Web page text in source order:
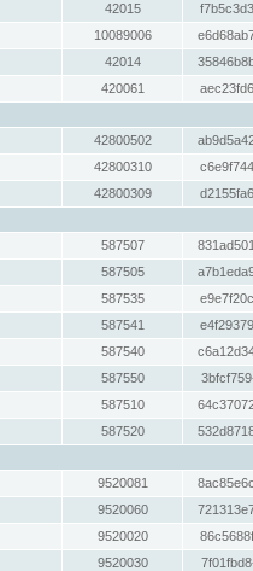
42015
10089006
42014
420061
42800502
42800310
42800309
587507
587505
587535
587541
587540
587550
587510
587520
9520081
9520060
9520020
9520030